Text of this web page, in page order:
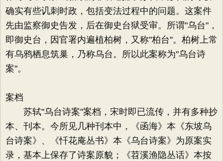
确实有些讥刺时政，包括变法过程中的问题。这案件
先由监察御史告发，后在御史台狱受审。所谓"乌台"，
即御史台，因官署内遍植柏树，又称"柏台"。柏树上常
有乌鸦栖息筑巢，乃称乌台。所以此案称为"乌台诗
案"。
案档
苏轼"乌台诗案"案档，宋时即已流传，并有多种抄
本、刊本。今所见几种刊本中，《函海》本《东坡乌
台诗案》、《忏花庵丛书》本《乌台诗案》为原案实
录，基本上保存了诗案原貌；《苕溪渔隐丛话》本按